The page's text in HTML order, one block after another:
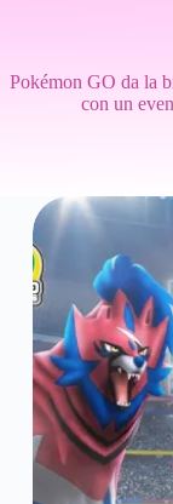
Pokémon GO da la
con un